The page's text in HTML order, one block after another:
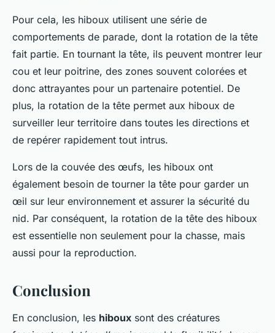
Pour cela, les hiboux utilisent une série de
comportements de parade, dont la rotation de la tête
fait partie. En tournant la tête, ils peuvent montrer leur
cou et leur poitrine, des zones souvent colorées et
donc attrayantes pour un partenaire potentiel. De
plus, la rotation de la tête permet aux hiboux de
surveiller leur territoire dans toutes les directions et
de repérer rapidement tout intrus.
Lors de la couvée des œufs, les hiboux ont
également besoin de tourner la tête pour garder un
œil sur leur environnement et assurer la sécurité du
nid. Par conséquent, la rotation de la tête des hiboux
est essentielle non seulement pour la chasse, mais
aussi pour la reproduction.
Conclusion
En conclusion, les hiboux sont des créatures